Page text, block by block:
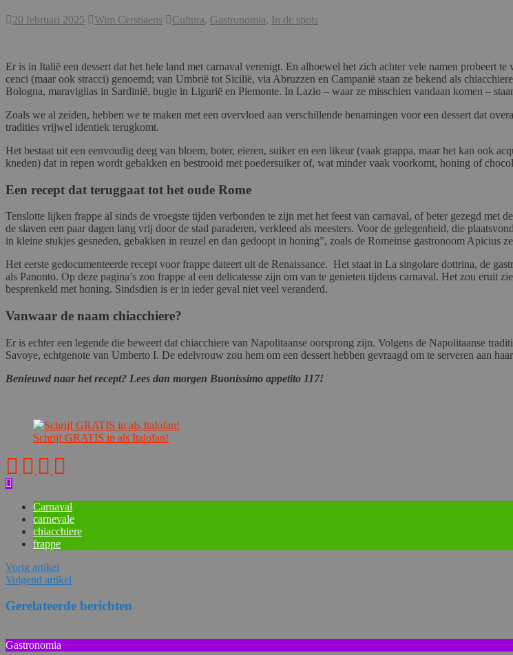
20 februari 2025 Wim Cerstiaens Cultura, Gastronomia, In de spots
Er is in Italië een dessert dat het hele land met carnaval verenigt. En alhoewel het zich achter vele namen probeert
cenci (maar ook stracci) genoemd; van Umbrië tot Sicilië, via Abruzzen en Campanië staan ze bekend als
Bologna, maraviglias in Sardinië, bugie in Ligurië en Piemonte. In Lazio – waar ze misschien vandaan komen –
Zoals we al zeiden, hebben we te maken met een overvloed aan verschillende benamingen voor een dessert dat
tradities vrijwel identiek terugkomt.
Het bestaat uit een eenvoudig deeg van bloem, boter, eieren, suiker en een likeur (vaak grappa, maar het kan ook
kneden) dat in repen wordt gebakken en bestrooid met poedersuiker of, wat minder vaak voorkomt, honing of
Een recept dat teruggaat tot het oude Rome
Tenslotte lijken frappe al sinds de vroegste tijden verbonden te zijn met het feest van carnaval, of beter gezegd met
de slaven een paar dagen lang vrij door de stad paraderen, verkleed als meesters. Voor de gelegenheid, die
in kleine stukjes gesneden, gebakken in reuzel en dan gedoopt in honing”, zoals de Romeinse gastronoom
Het eerste gedocumenteerde recept voor frappe dateert uit de Renaissance. Het staat in La singolare dottrina, de
als Panonto. Op deze pagina’s zou frappe al een delicatesse zijn om van te genieten tijdens carnaval. Het zou eruit
besprenkeld met honing. Sindsdien is er in ieder geval niet veel veranderd.
Vanwaar de naam chiacchiere?
Er is echter een legende die beweert dat chiacchiere van Napolitaanse oorsprong zijn. Volgens de Napolitaanse
Savoye, echtgenote van Umberto I. De edelvrouw zou hem om een dessert hebben gevraagd om te serveren aan
Benieuwd naar het recept? Lees dan morgen Buonissimo appetito 117!
Schrijf GRATIS in als Italofan!
Carnaval
carnevale
chiacchiere
frappe
Vorig artikel
Volgend artikel
Gerelateerde berichten
Gastronomia